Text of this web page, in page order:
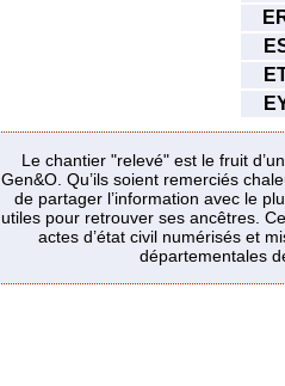
Le chantier "relevé" est le fruit
Gen&O. Qu’ils soient remerciés
de partager l’information avec le
utiles pour retrouver ses ancêtres.
actes d’état civil numérisés et
départementales